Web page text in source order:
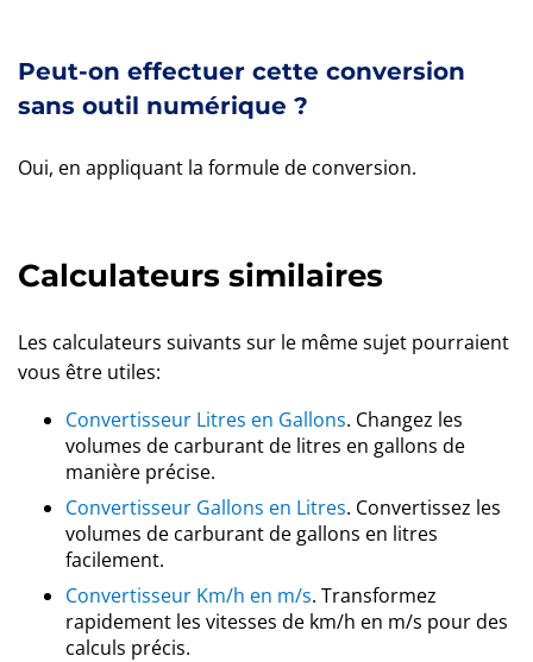
Peut-on effectuer cette conversion
sans outil numérique ?
Oui, en appliquant la formule de conversion.
Calculateurs similaires
Les calculateurs suivants sur le même sujet pourraient
vous être utiles:
Convertisseur Litres en Gallons. Changez les
volumes de carburant de litres en gallons de
manière précise.
Convertisseur Gallons en Litres. Convertissez les
volumes de carburant de gallons en litres
facilement.
Convertisseur Km/h en m/s. Transformez
rapidement les vitesses de km/h en m/s pour des
calculs précis.